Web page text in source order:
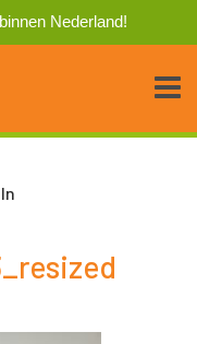
Nederland!
In